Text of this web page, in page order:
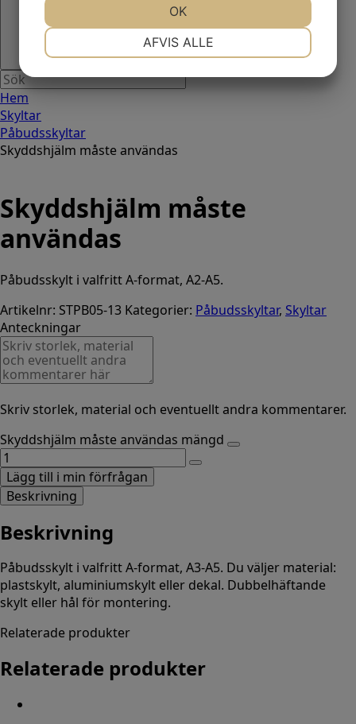
Hem
Skyltar
Påbudsskyltar
Skyddshjälm måste användas
Skyddshjälm måste
användas
Påbudsskylt i valfritt A-format, A2-A5.
Artikelnr: STPB05-13 Kategorier: Påbudsskyltar, Skyltar
Anteckningar
Skriv storlek, material och eventuellt andra kommentarer.
Skyddshjälm måste användas mängd
Lägg till i min förfrågan
Beskrivning
Beskrivning
Påbudsskylt i valfritt A-format, A3-A5. Du väljer material:
plastskylt, aluminiumskylt eller dekal. Dubbelhäftande
skylt eller hål för montering.
Relaterade produkter
Relaterade produkter
MARKETING
AFVIS ALLE
OK